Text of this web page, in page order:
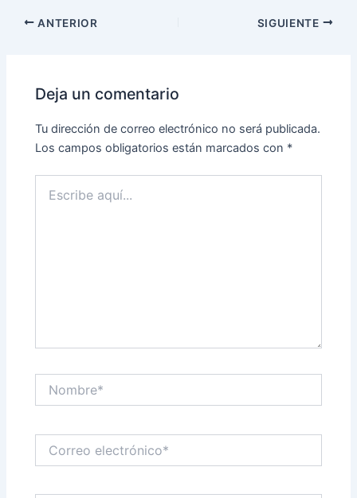
ANTERIOR SIGUIENTE
Deja un comentario
Tu dirección de correo electrónico no será publicada.
Los campos obligatorios están marcados con *
aquí...
electrónico*